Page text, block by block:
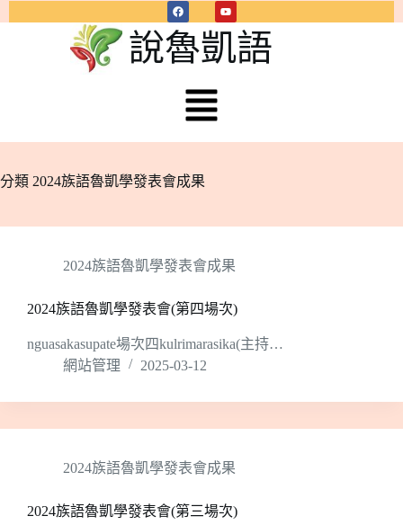
說魯凱語
分類 2024族語魯凱學發表會成果
2024族語魯凱學發表會成果
2024族語魯凱學發表會(第四場次)
nguasakasupate場次四kulrimarasika(主持…
網站管理
2025-03-12
2024族語魯凱學發表會成果
2024族語魯凱學發表會(第三場次)